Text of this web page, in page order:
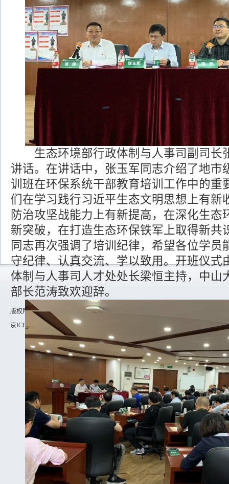
生态环境部行政体制与人事司副司长
讲话。在讲话中，张玉军同志介绍了地市
训班在环保系统干部教育培训工作中的重
们在学习践行习近平生态文明思想上有新
防治攻坚战能力上有新提高，在深化生态
新突破，在打造生态环保铁军上取得新共
同志再次强调了培训纪律，希望各位学员
守纪律、认真交流、学以致用。开班仪式
体制与人事司人才处处长梁恒主持，中山
部长范涛致欢迎辞。
版权所有：生态环境部宣传教育中心
京ICP备12040763号-8
京公网安备 11010502033225号